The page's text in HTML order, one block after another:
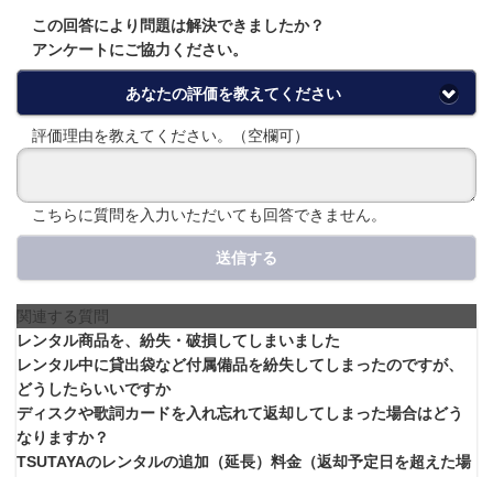
この回答により問題は解決できましたか？
アンケートにご協力ください。
あなたの評価を教えてください
評価理由を教えてください。（空欄可）
こちらに質問を入力いただいても回答できません。
送信する
関連する質問
レンタル商品を、紛失・破損してしまいました
レンタル中に貸出袋など付属備品を紛失してしまったのですが、
どうしたらいいですか
ディスクや歌詞カードを入れ忘れて返却してしまった場合はどう
なりますか？
TSUTAYAのレンタルの追加（延長）料金（返却予定日を超えた場